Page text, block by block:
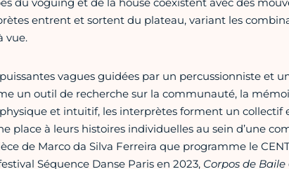
entrent et sortent du plateau, variant les
vue.
vagues guidées par un percussionniste et
un outil de recherche sur la communauté, la
et intuitif, les interprètes forment un collectif
place à leurs histoires individuelles au sein d’une
de Marco da Silva Ferreira que programme le
Séquence Danse Paris en 2023, Corpos de Baile